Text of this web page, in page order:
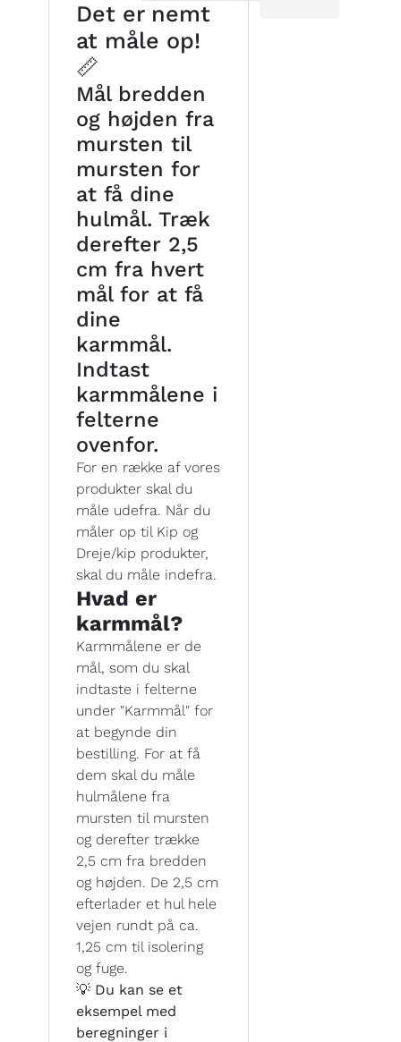
Det er nemt
at måle op!
📏
Mål bredden
og højden fra
mursten til
mursten for
at få dine
hulmål. Træk
derefter 2,5
cm fra hvert
mål for at få
dine
karmmål.
Indtast
karmmålene i
felterne
ovenfor.
For en række af vores
produkter skal du
måle udefra. Når du
måler op til Kip og
Dreje/kip produkter,
skal du måle indefra.
Hvad er
karmmål?
Karmmålene er de
mål, som du skal
indtaste i felterne
under "Karmmål" for
at begynde din
bestilling. For at få
dem skal du måle
hulmålene fra
mursten til mursten
og derefter trække
2,5 cm fra bredden
og højden. De 2,5 cm
efterlader et hul hele
vejen rundt på ca.
1,25 cm til isolering
og fuge.
💡 Du kan se et
eksempel med
beregninger i